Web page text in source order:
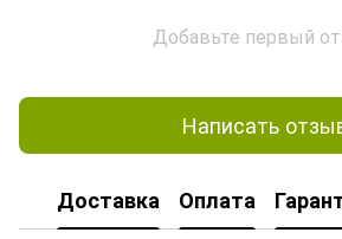
Добавьте первый
Написать
Доставка Оплата